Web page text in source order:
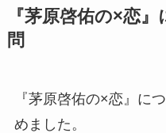
『茅原啓佑の×恋
問
『茅原啓佑の×恋』に
めました。